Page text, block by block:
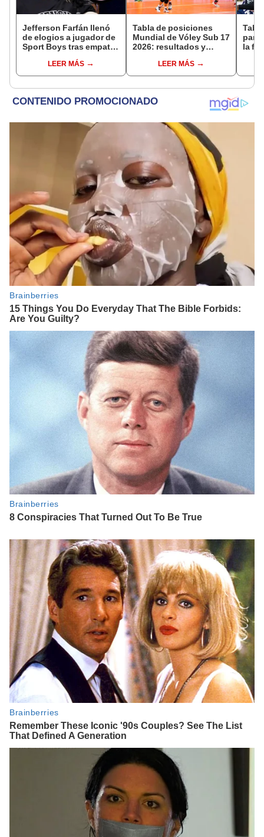
Jefferson Farfán llenó
de elogios a jugador de
Sport Boys tras empate
"Ojalá puedas volver
pronto a tu casa"
LEER MÁS
Tabla de posiciones
Mundial de Vóley Sub 17
2026: resultados y
de gruposLEER MÁS
la